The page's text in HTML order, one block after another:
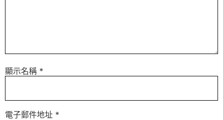
顯示名稱 *
電子郵件地址 *